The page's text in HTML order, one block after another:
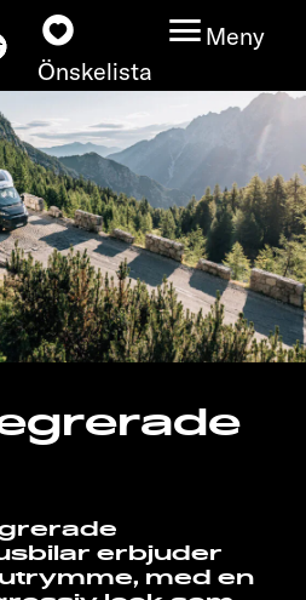
Önskelista
Meny
erbjuder
med en